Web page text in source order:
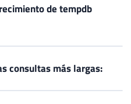
de tempdb
consultas más largas: